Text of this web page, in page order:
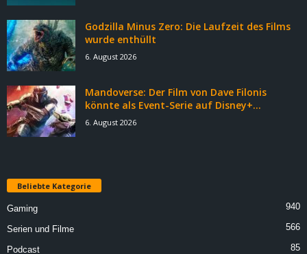
Godzilla Minus Zero: Die Laufzeit des Films
wurde enthüllt
6. August 2026
Mandoverse: Der Film von Dave Filonis
könnte als Event-Serie auf Disney+...
6. August 2026
Beliebte Kategorie
Gaming 940
Serien und Filme 566
Podcast 85